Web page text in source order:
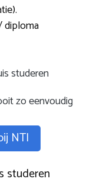
diploma
studeren
zo eenvoudig
NTI
studeren